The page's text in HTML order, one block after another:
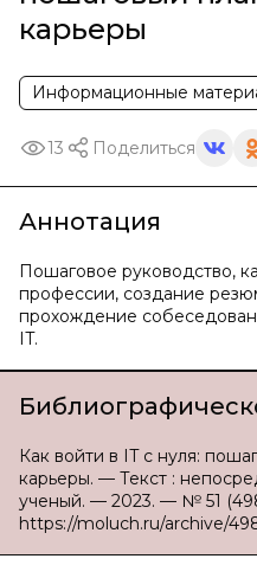
карьеры
Информационные
13 Поделиться
Аннотация
Пошаговое руководство,
профессии, создание
прохождение
IT.
Как войти в IT с нуля:
карьеры. — Текст :
ученый. — 2023. — № 51
https://moluch.ru/archive/